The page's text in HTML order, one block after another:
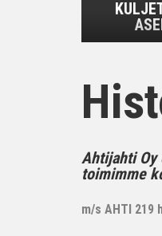
Ahtijahti Oy
toimimme
m/s AHTI 219